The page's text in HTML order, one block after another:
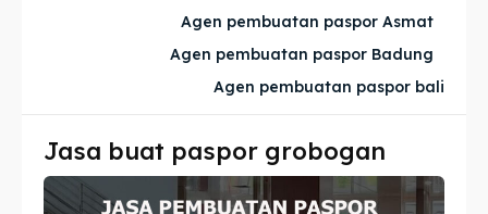
Imta
Imta
Agen pembuatan paspor Asmat
Agen pembuatan paspor Badung
Agen pembuatan paspor bali
Jasa buat paspor grobogan